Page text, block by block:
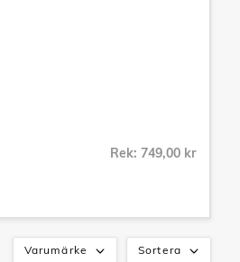
Rek: 749,00 kr
Sortera
Varumärke